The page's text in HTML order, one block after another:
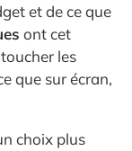
et de ce que
ont cet
les
que sur écran,
choix plus